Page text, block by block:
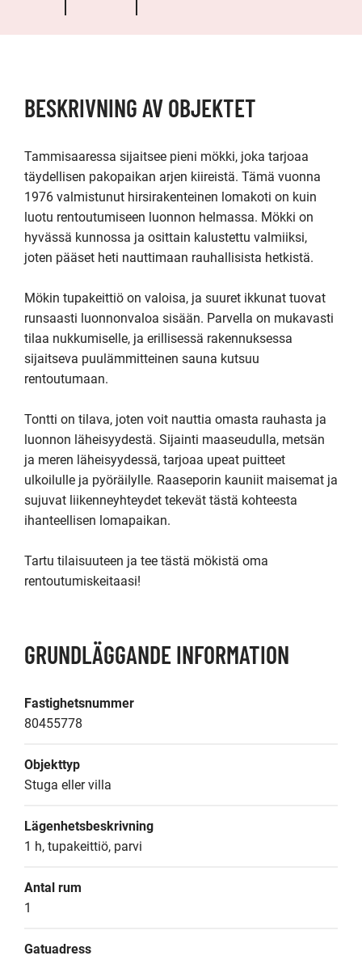
BESKRIVNING AV OBJEKTET
Tammisaaressa sijaitsee pieni mökki, joka tarjoaa
täydellisen pakopaikan arjen kiireistä. Tämä vuonna
1976 valmistunut hirsirakenteinen lomakoti on kuin
luotu rentoutumiseen luonnon helmassa. Mökki on
hyvässä kunnossa ja osittain kalustettu valmiiksi,
joten pääset heti nauttimaan rauhallisista hetkistä.
Mökin tupakeittiö on valoisa, ja suuret ikkunat tuovat
runsaasti luonnonvaloa sisään. Parvella on mukavasti
tilaa nukkumiselle, ja erillisessä rakennuksessa
sijaitseva puulämmitteinen sauna kutsuu
rentoutumaan.
Tontti on tilava, joten voit nauttia omasta rauhasta ja
luonnon läheisyydestä. Sijainti maaseudulla, metsän
ja meren läheisyydessä, tarjoaa upeat puitteet
ulkoilulle ja pyöräilylle. Raaseporin kauniit maisemat ja
sujuvat liikenneyhteydet tekevät tästä kohteesta
ihanteellisen lomapaikan.
Tartu tilaisuuteen ja tee tästä mökistä oma
rentoutumiskeitaasi!
GRUNDLÄGGANDE INFORMATION
Fastighetsnummer
80455778
Objekttyp
Stuga eller villa
Lägenhetsbeskrivning
1 h, tupakeittiö, parvi
Antal rum
1
Gatuadress